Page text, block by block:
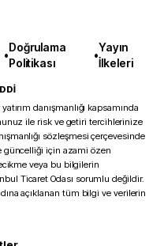
•
Doğrulama
Politikası
•
Yayın
İlkeleri
danışmanlığı kapsamında
ile risk ve getiri tercihlerinize
sözleşmesi çerçevesinde
güncelliği için azami özen
veya bu bilgilerin
Ticaret Odası sorumlu değildir.
açıklanan tüm bilgi ve verilerin